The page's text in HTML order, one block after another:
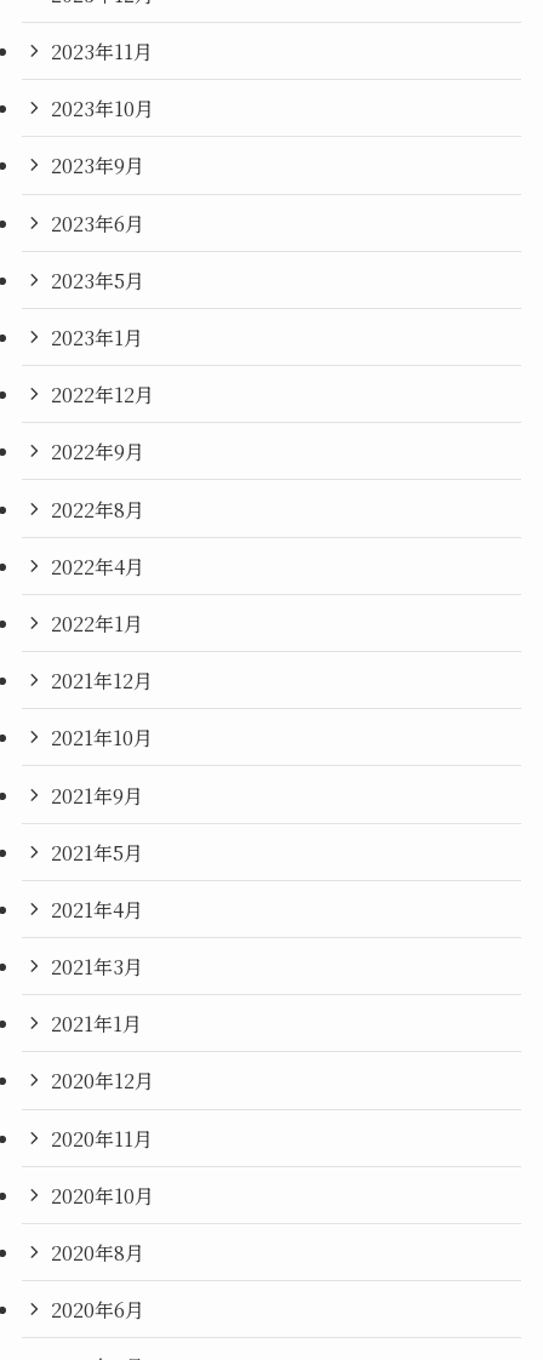
2023年11月
2023年10月
2023年9月
2023年6月
2023年5月
2023年1月
2022年12月
2022年9月
2022年8月
2022年4月
2022年1月
2021年12月
2021年10月
2021年9月
2021年5月
2021年4月
2021年3月
2021年1月
2020年12月
2020年11月
2020年10月
2020年8月
2020年6月